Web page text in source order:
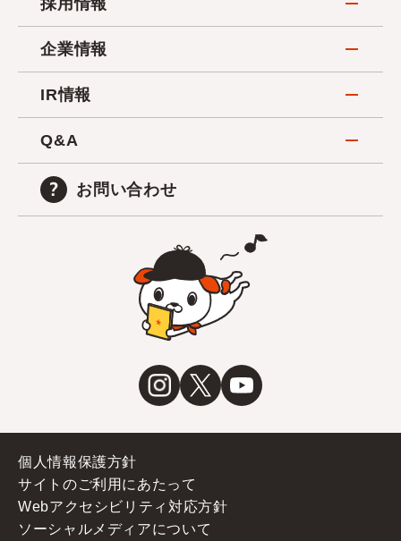
採用情報
企業情報
IR情報
Q&A
お問い合わせ
個人情報保護方針
サイトのご利用にあたって
Webアクセシビリティ対応方針
ソーシャルメディアについて